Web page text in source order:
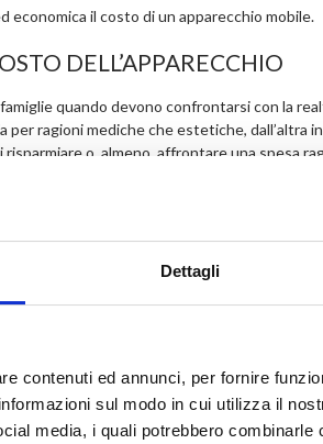
Dettagli
contenuti ed annunci, per fornire
sul modo in cui utilizza il
media, i quali potrebbero
economica il costo di un apparecchio mobile.
DELL’APPARECCHIO
quando devono confrontarsi con la
per ragioni mediche che estetiche, dall’altra
o, almeno, affrontare una spesa
e a proprio agio con il dentista che si
per il proseguimento del
riguarda gli apparecchi invisibili mobili ma
ed accurato
le imperfezioni dell’arcata dentaria,
numero di interventi e apparecchi mobili da